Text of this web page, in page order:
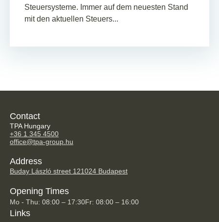
Steuersysteme. Immer auf dem neuesten Stand
mit den aktuellen Steuers...
Contact
TPA Hungary
+36 1 345 4500
office@tpa-group.hu
Address
Buday László street 121024 Budapest
Opening Times
Mo - Thu: 08:00 – 17:30Fr: 08:00 – 16:00
Links